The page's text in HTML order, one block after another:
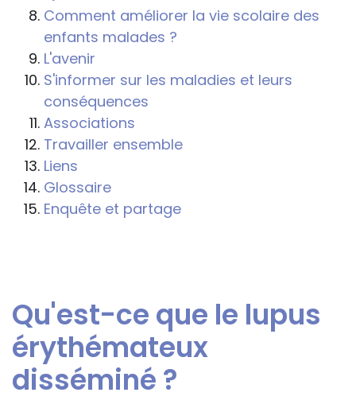
Qu'est-ce que le lupus
érythémateux
disséminé ?
La consultation d’informations sur un site
web n’exonère personne de ses
responsabilités professionnelles, civiles
et pénales. Les personnes qui
s'inspireront des éléments publiés sur le
site « Tous à l'école » dans leur action
professionnelle le feront sous leur seule
responsabilité, car ils disposent de tous
les paramètres spécifiques d’une
situation particulière pour prendre leurs
apprécier in abstracto.
Comment améliorer la vie scolaire des
enfants malades ?
L'avenir
S'informer sur les maladies et leurs
conséquences
Associations
Travailler ensemble
Liens
Glossaire
Enquête et partage